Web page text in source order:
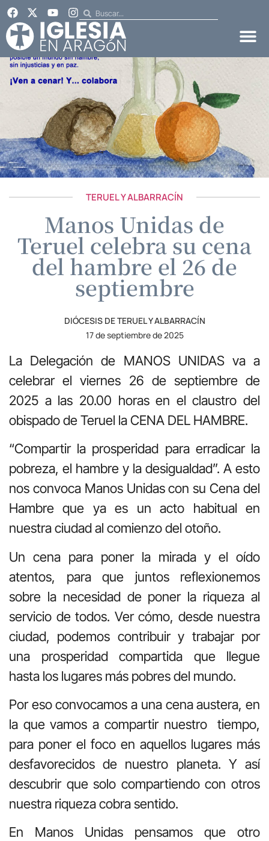
TERUEL Y ALBARRACÍN
Manos Unidas de
Teruel celebra su cena
del hambre el 26 de
septiembre
DIÓCESIS DE TERUEL Y ALBARRACÍN
17 de septiembre de 2025
La Delegación de MANOS UNIDAS va a
celebrar el viernes 26 de septiembre de
2025 a las 20.00 horas en el claustro del
obispado de Teruel la CENA DEL HAMBRE.
“Compartir la prosperidad para erradicar la
pobreza, el hambre y la desigualdad”. A esto
nos convoca Manos Unidas con su Cena del
Hambre que ya es un acto habitual en
nuestra ciudad al comienzo del otoño.
Un cena para poner la mirada y el oído
atentos, para que juntos reflexionemos
sobre la necesidad de poner la riqueza al
servicio de todos. Ver cómo, desde nuestra
ciudad, podemos contribuir y trabajar por
una prosperidad compartida que llegue
hasta los lugares más pobres del mundo.
Por eso convocamos a una cena austera, en
la que vamos a compartir nuestro
tiempo,
para poner el foco en aquellos lugares más
desfavorecidos de nuestro planeta. Y así
descubrir que solo compartiendo con otros
nuestra riqueza cobra sentido.
En Manos Unidas pensamos que otro